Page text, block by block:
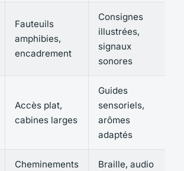
Fauteuils
amphibies,
encadrement
Consignes
illustrées,
signaux
sonores
Accès plat,
cabines larges
Guides
sensoriels,
arômes
adaptés
Cheminements
Braille, audio